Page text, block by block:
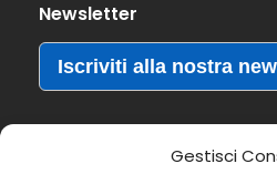
Gestisci
Newsletter
Iscriviti alla nostra